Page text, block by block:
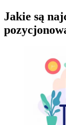
Jakie są